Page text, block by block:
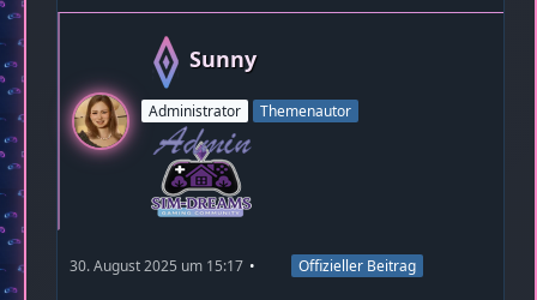
Sunny
Administrator Themenautor
30. August 2025 um 15:17 Offizieller Beitrag